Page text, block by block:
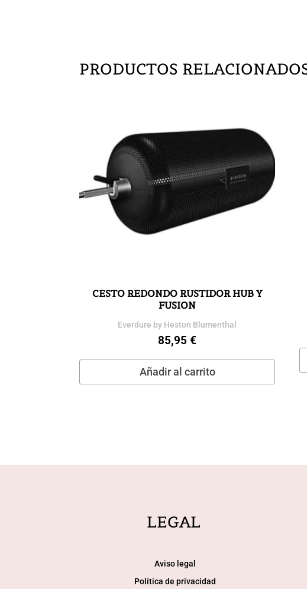
PRODUCTOS
CESTO REDONDO RUSTIDOR HUB Y
FUSION
Everdure by Heston Blumenthal
85,95€
Añadir al carrito
LEGAL
Aviso legal
Política de privacidad